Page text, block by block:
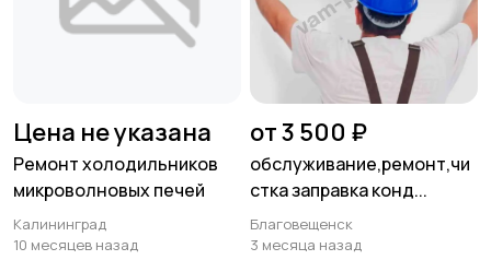
Цена не указана
Ремонт холодильников
микроволновых печей
Калининград
10 месяцев назад
от 3 500 ₽
обслуживание,ремонт,чи
стка заправка конд...
Благовещенск
3 месяца назад